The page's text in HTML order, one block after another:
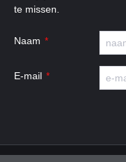
te missen.
Naam
E-mail